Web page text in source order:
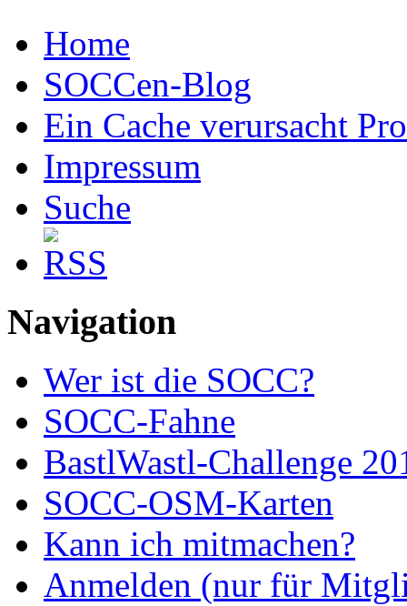
Home
SOCCen-Blog
Ein Cache verursacht
Impressum
Suche
Navigation
Wer ist die SOCC?
SOCC-Fahne
BastlWastl-Challenge
SOCC-OSM-Karten
Kann ich mitmachen?
Anmelden (nur für